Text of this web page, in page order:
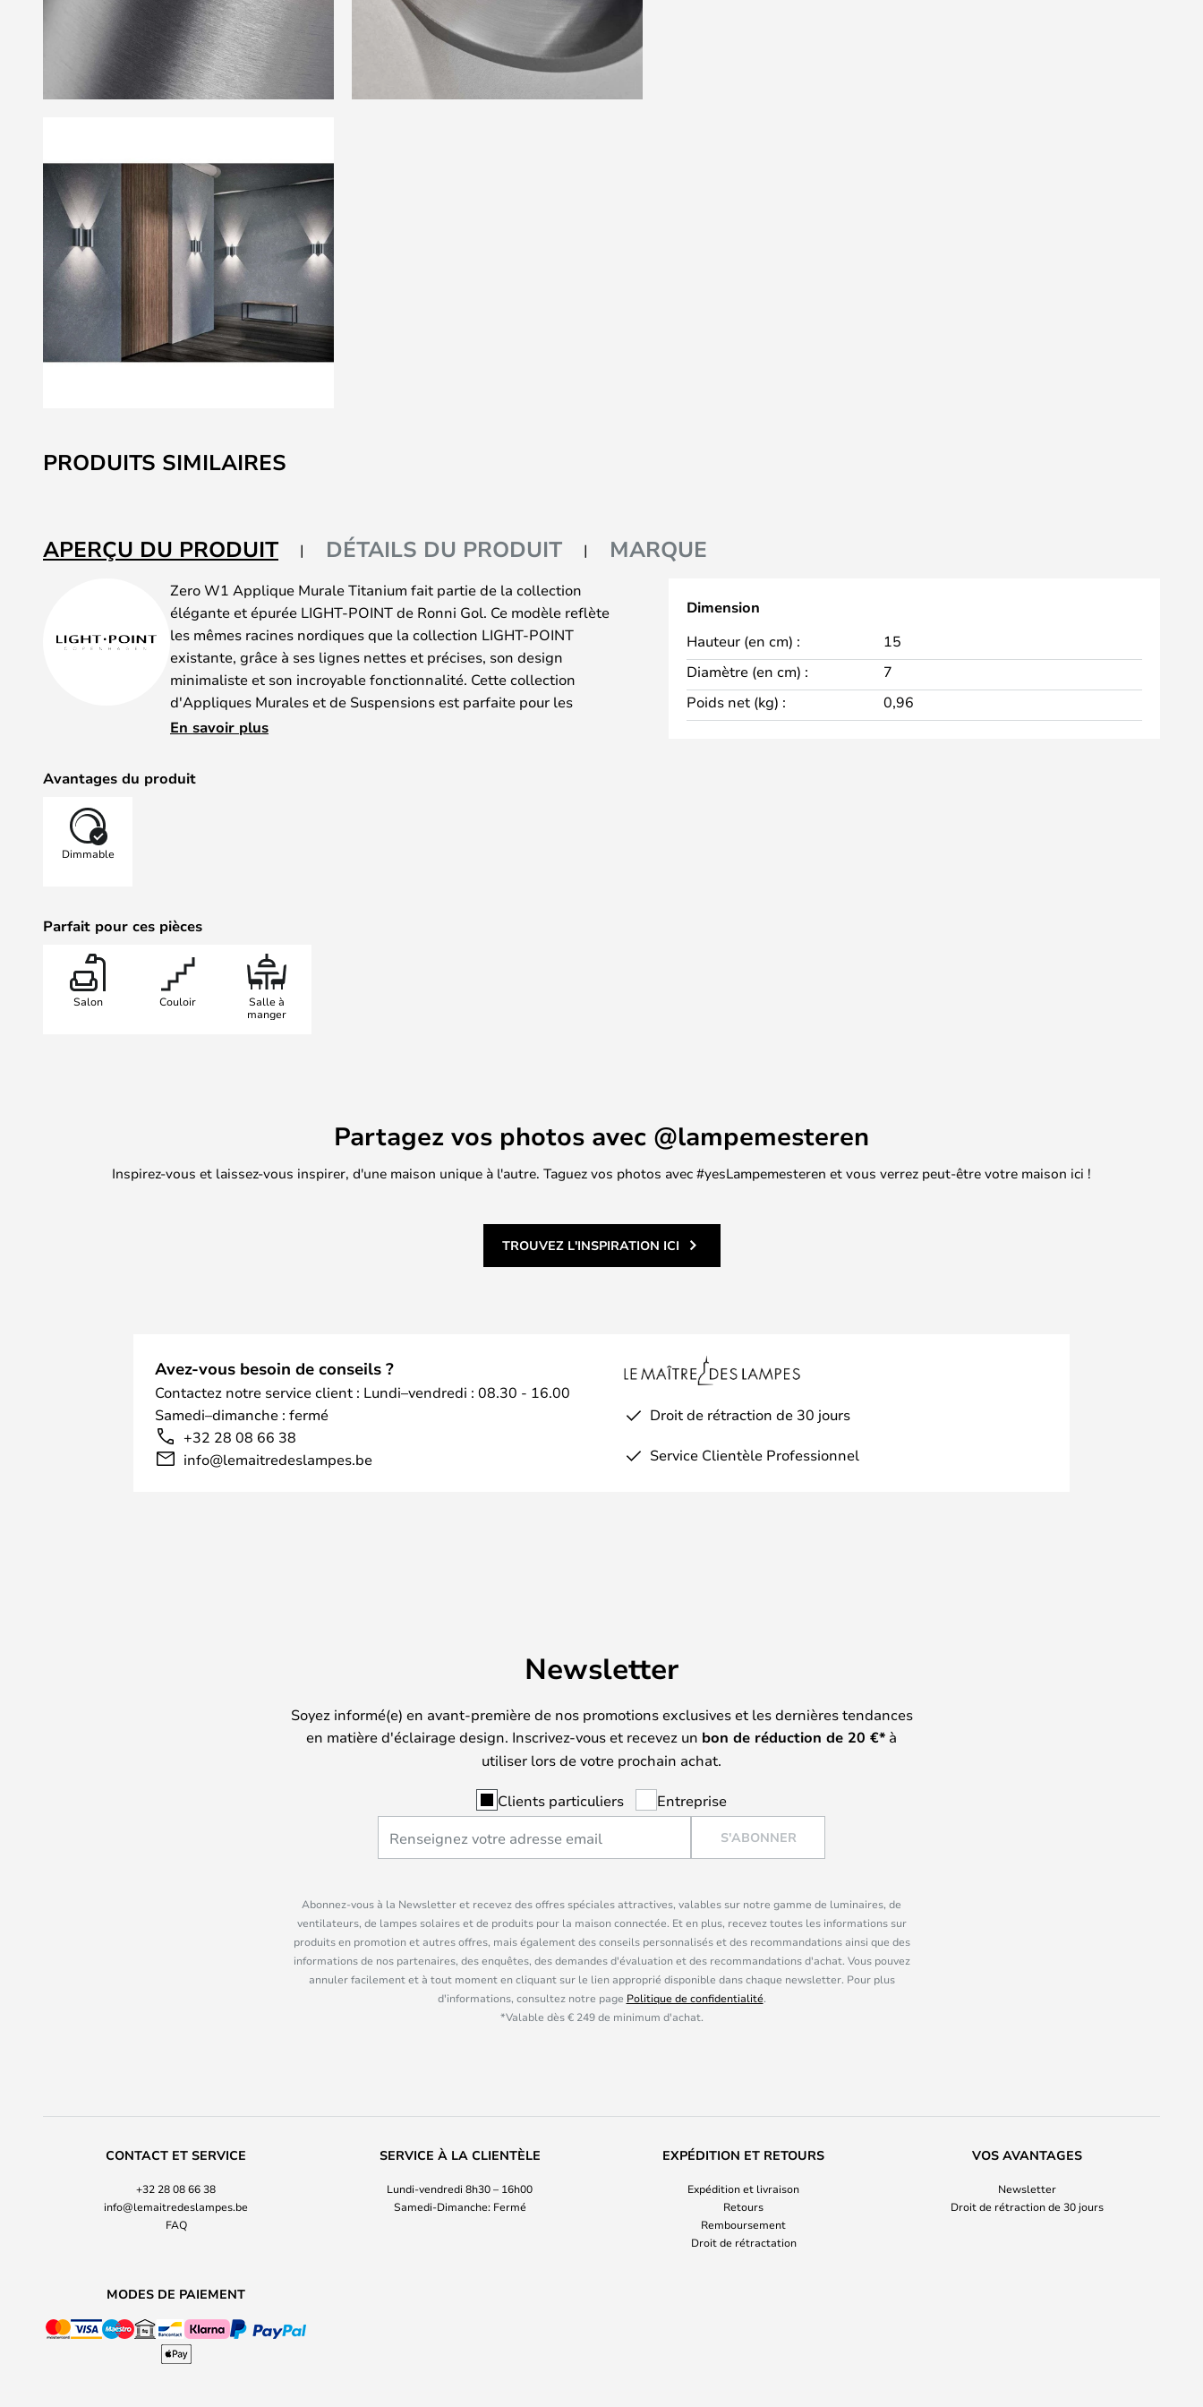
to
the
the
images
PRODUITS SIMILAIRES
APERÇU DU PRODUIT DÉTAILS DU PRODUIT MARQUE
Zero W1 Applique Murale Titanium fait partie de la collection
élégante et épurée LIGHT-POINT de Ronni Gol. Ce modèle reflète
les mêmes racines nordiques que la collection LIGHT-POINT
existante, grâce à ses lignes nettes et précises, son design
minimaliste et son incroyable fonctionnalité. Cette collection
d'Appliques Murales et de Suspensions est parfaite pour les
maisons modernes.
se caractérisent par leur forme cylindrique, qui élimine les détails
éclairage plus large et une expression encore plus remarquable.
de sorte que vous n'aurez aucun mal à trouver celle qui convient le
mieux à votre intérieur.
En savoir plus
Avantages du produit
Dimmable
Parfait pour ces pièces
Salon Couloir
Salle à
manger
Dimension
Hauteur (en cm) :
15
Diamètre (en cm) :
7
Poids net (kg) :
0,96
Partagez vos photos avec @lampemesteren
Inspirez-vous et laissez-vous inspirer, d'une maison unique à l'autre. Taguez vos photos avec #yesLampemesteren et vous verrez peut-être votre maison ici !
TROUVEZ L'INSPIRATION ICI
Avez-vous besoin de conseils ?
Contactez notre service client : Lundi–vendredi : 08.30 - 16.00
Samedi–dimanche : fermé
+32 28 08 66 38
info@lemaitredeslampes.be
Droit de rétraction de 30 jours
Service Clientèle Professionnel
Newsletter
Soyez informé(e) en avant-première de nos promotions exclusives et les dernières tendances
en matière d'éclairage design. Inscrivez-vous et recevez un bon de réduction de 20 €* à
utiliser lors de votre prochain achat.
Clients particuliers Entreprise
S'ABONNER
Abonnez-vous à la Newsletter et recevez des offres spéciales attractives, valables sur notre gamme de luminaires, de
ventilateurs, de lampes solaires et de produits pour la maison connectée. Et en plus, recevez toutes les informations sur
produits en promotion et autres offres, mais également des conseils personnalisés et des recommandations ainsi que des
informations de nos partenaires, des enquêtes, des demandes d'évaluation et des recommandations d'achat. Vous pouvez
annuler facilement et à tout moment en cliquant sur le lien approprié disponible dans chaque newsletter. Pour plus
d'informations, consultez notre page Politique de confidentialité.
*Valable dès € 249 de minimum d'achat.
CONTACT ET SERVICE
+32 28 08 66 38
info@lemaitredeslampes.be
FAQ
SERVICE À LA CLIENTÈLE
Lundi-vendredi 8h30 – 16h00
Samedi-Dimanche: Fermé
EXPÉDITION ET RETOURS
Expédition et livraison
Retours
Remboursement
Droit de rétractation
VOS AVANTAGES
Newsletter
Droit de rétraction de 30 jours
MODES DE PAIEMENT